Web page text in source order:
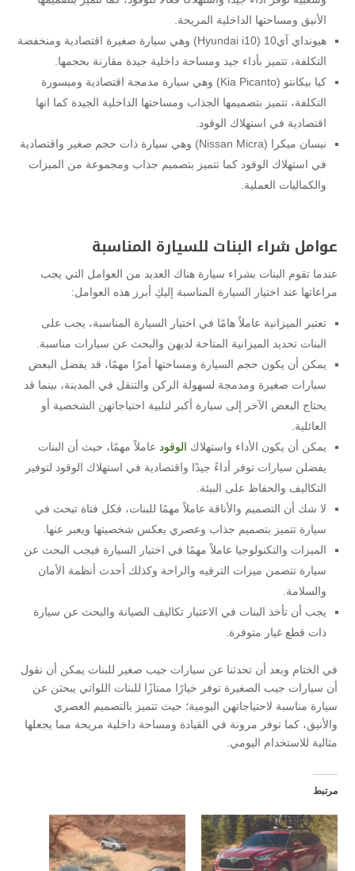
الأنيق ومساحتها الداخلية المريحة.
هيونداي آي10 (Hyundai i10) وهي سيارة صغيرة اقتصادية ومنخفضة
التكلفة، تتميز بأداء جيد ومساحة داخلية جيدة مقارنة بحجمها.
كيا بيكانتو (Kia Picanto) وهي سيارة مدمجة اقتصادية وميسورة
التكلفة، تتميز بتصميمها الجذاب ومساحتها الداخلية الجيدة كما انها
اقتصادية في استهلاك الوقود.
نيسان ميكرا (Nissan Micra) وهي سيارة ذات حجم صغير واقتصادية
في استهلاك الوقود كما تتميز بتصميم جذاب ومجموعة من الميزات
والكماليات العملية.
عوامل شراء البنات للسيارة المناسبة
عندما تقوم البنات بشراء سيارة هناك العديد من العوامل التي يجب
مراعاتها عند اختيار السيارة المناسبة إليكِ أبرز هذه العوامل:
تعتبر الميزانية عاملاً هامًا في اختيار السيارة المناسبة، يجب على
البنات تحديد الميزانية المتاحة لديهن والبحث عن سيارات مناسبة.
يمكن أن يكون حجم السيارة ومساحتها أمرًا مهمًا، قد يفضل البعض
سيارات صغيرة ومدمجة لسهولة الركن والتنقل في المدينة، بينما قد
يحتاج البعض الآخر إلى سيارة أكبر لتلبية احتياجاتهن الشخصية أو
العائلية.
يمكن أن يكون الأداء واستهلاك الوقود عاملاً مهمًا، حيث أن البنات
يفضلن سيارات توفر أداءً جيدًا واقتصادية في استهلاك الوقود لتوفير
التكاليف والحفاظ على البيئة.
لا شك أن التصميم والأناقة عاملاً مهمًا للبنات، فكل فتاة تبحث في
سيارة تتميز بتصميم جذاب وعصري يعكس شخصيتها ويعبر عنها.
الميزات والتكنولوجيا عاملاً مهمًا في اختيار السيارة فيجب البحث عن
سيارة تتضمن ميزات الترفيه والراحة وكذلك أحدث أنظمة الأمان
والسلامة.
يجب أن تأخذ البنات في الاعتبار تكاليف الصيانة والبحث عن سيارة
ذات قطع غيار متوفرة.
في الختام وبعد أن تحدثنا عن سيارات جيب صغير للبنات يمكن أن نقول
أن سيارات جيب الصغيرة توفر خيارًا ممتازًا للبنات اللواتي يبحثن عن
سيارة مناسبة لاحتياجاتهن اليومية؛ حيث تتميز بالتصميم العصري
والأنيق، كما توفر مرونة في القيادة ومساحة داخلية مريحة مما يجعلها
مثالية للاستخدام اليومي.
مرتبط